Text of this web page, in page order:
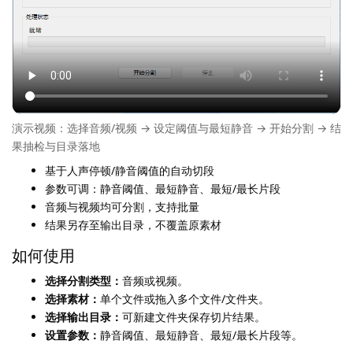
演示视频：选择音频/视频 → 设定阈值与最短静音 → 开始分割 → 结
果抽检与目录落地
基于人声停顿/静音阈值的自动切段
参数可调：静音阈值、最短静音、最短/最长片段
音频与视频均可分割，支持批量
结果另存至输出目录，不覆盖原素材
如何使用
选择分割类型： 音频或视频。
选择素材： 单个文件或拖入多个文件/文件夹。
选择输出目录： 可新建文件夹保存切片结果。
设置参数： 静音阈值、最短静音、最短/最长片段等。